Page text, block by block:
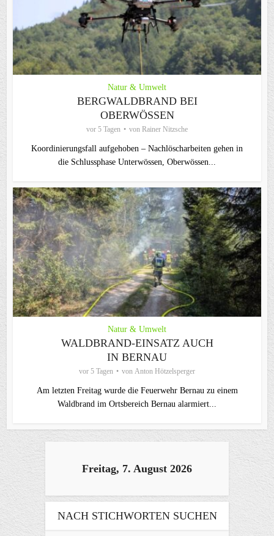
Natur & Umwelt
BERGWALDBRAND BEI
OBERWÖSSEN
vor 5 Tagen von Rainer Nitzsche
Koordinierungsfall aufgehoben – Nachlöscharbeiten gehen in
die Schlussphase Unterwössen, Oberwössen...
Natur & Umwelt
WALDBRAND-EINSATZ AUCH
IN BERNAU
vor 5 Tagen von Anton Hötzelsperger
Am letzten Freitag wurde die Feuerwehr Bernau zu einem
Waldbrand im Ortsbereich Bernau alarmiert...
Freitag, 7. August 2026
NACH STICHWORTEN SUCHEN